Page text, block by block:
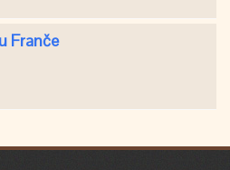
Franče